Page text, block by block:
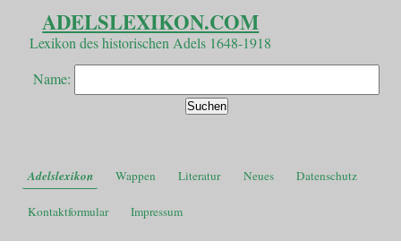
ADELSLEXIKON.COM
Lexikon des historischen Adels 1648-1918
Name:
Adelslexikon Wappen Literatur Neues Datenschutz
Kontaktformular Impressum